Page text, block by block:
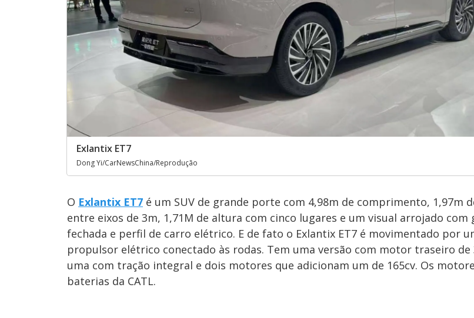
Exlantix ET7
Dong Yi/CarNewsChina/Reprodução
O Exlantix ET7 é um SUV de grande porte com 4,98m de comprimento, 1,97m
entre eixos de 3m, 1,71M de altura com cinco lugares e um visual arrojado com
fechada e perfil de carro elétrico. E de fato o Exlantix ET7 é movimentado por
propulsor elétrico conectado às rodas. Tem uma versão com motor traseiro de
uma com tração integral e dois motores que adicionam um de 165cv. Os
baterias da CATL.